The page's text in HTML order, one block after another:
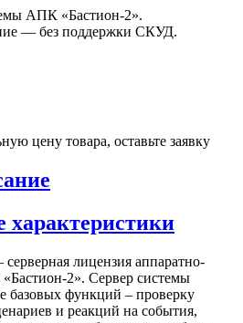
АПК «Бастион-2».
— без поддержки СКУД.
цену товара, оставьте заявку
характеристики
серверная лицензия аппаратно-
2». Сервер системы
базовых функций – проверку
и реакций на события,